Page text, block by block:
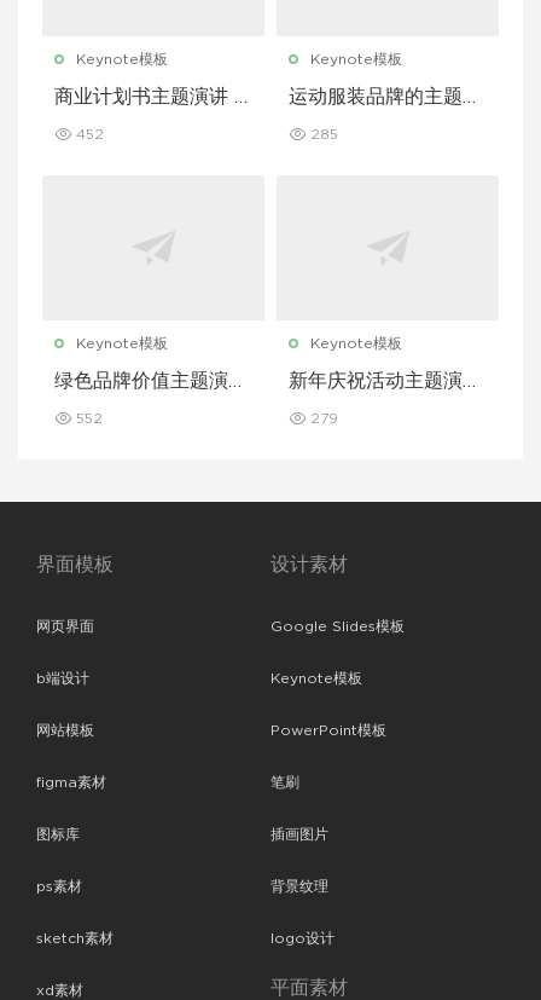
Keynote模板
商业计划书主题演讲 K
452
Keynote模板
运动服装品牌的主题演
285
Keynote模板
绿色品牌价值主题演讲
552
Keynote模板
新年庆祝活动主题演讲
279
界面模板
网页界面
b端设计
网站模板
figma素材
图标库
ps素材
sketch素材
xd素材
设计素材
Google Slides模板
Keynote模板
PowerPoint模板
笔刷
插画图片
背景纹理
logo设计
平面素材